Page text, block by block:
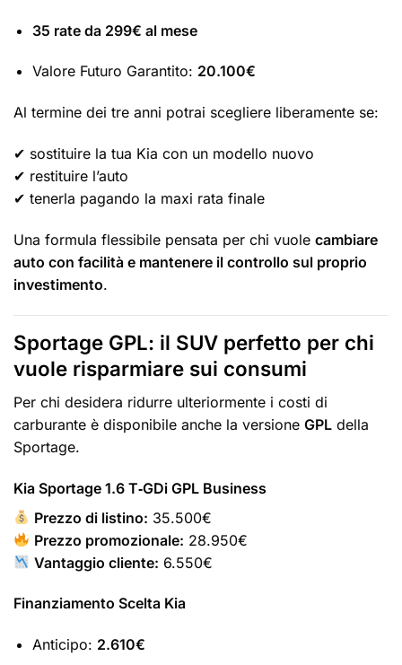
35 rate da 299€ al mese
Valore Futuro Garantito: 20.100€
Al termine dei tre anni potrai scegliere liberamente se:
✔ sostituire la tua Kia con un modello nuovo
✔ restituire l’auto
✔ tenerla pagando la maxi rata finale
Una formula flessibile pensata per chi vuole cambiare
auto con facilità e mantenere il controllo sul proprio
investimento.
Sportage GPL: il SUV perfetto per chi
vuole risparmiare sui consumi
Per chi desidera ridurre ulteriormente i costi di
carburante è disponibile anche la versione GPL della
Sportage.
Kia Sportage 1.6 T‑GDi GPL Business
Prezzo di listino: 35.500€
Prezzo promozionale: 28.950€
Vantaggio cliente: 6.550€
Finanziamento Scelta Kia
Anticipo: 2.610€